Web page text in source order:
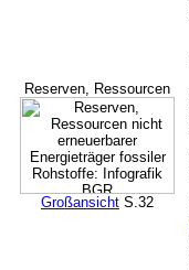
Reserven, Ressourcen
Großansicht S.32